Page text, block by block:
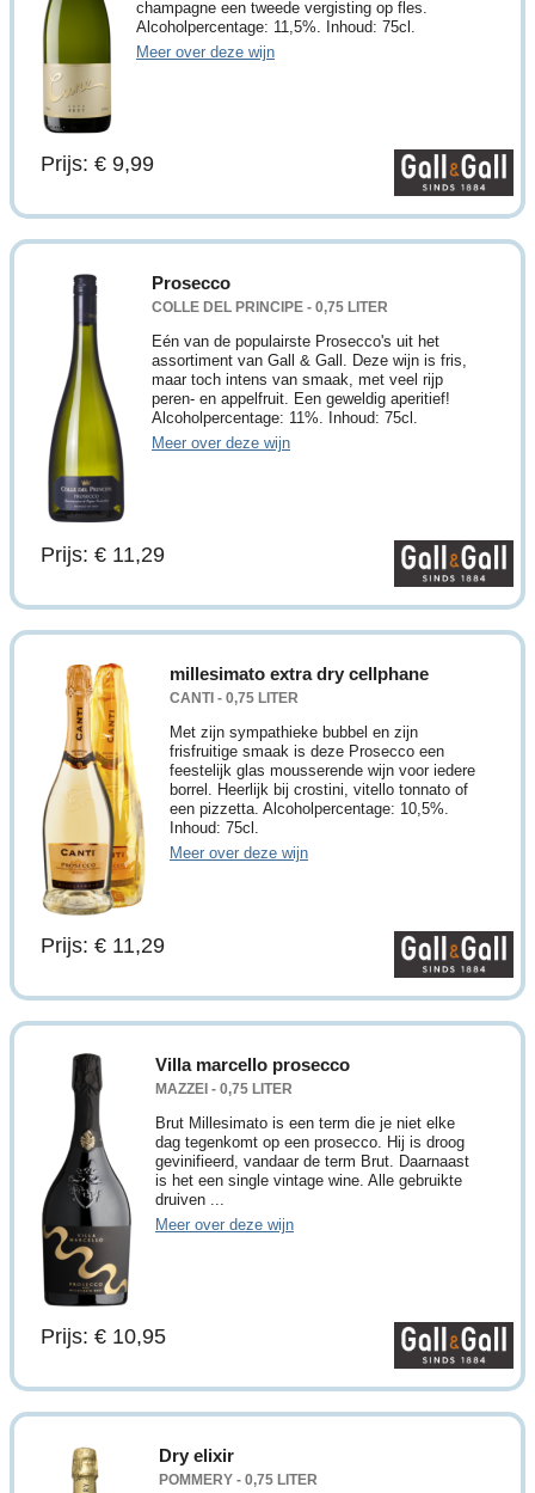
champagne een tweede vergisting op fles.
Alcoholpercentage: 11,5%. Inhoud: 75cl.
Meer over deze wijn
Prijs: € 9,99
Prosecco
COLLE DEL PRINCIPE - 0,75 LITER
Eén van de populairste Prosecco's uit het
assortiment van Gall & Gall. Deze wijn is fris,
maar toch intens van smaak, met veel rijp
peren- en appelfruit. Een geweldig aperitief!
Alcoholpercentage: 11%. Inhoud: 75cl.
Meer over deze wijn
Prijs: € 11,29
millesimato extra dry cellphane
CANTI - 0,75 LITER
Met zijn sympathieke bubbel en zijn
frisfruitige smaak is deze Prosecco een
feestelijk glas mousserende wijn voor iedere
borrel. Heerlijk bij crostini, vitello tonnato of
een pizzetta. Alcoholpercentage: 10,5%.
Inhoud: 75cl.
Meer over deze wijn
Prijs: € 11,29
Villa marcello prosecco
MAZZEI - 0,75 LITER
Brut Millesimato is een term die je niet elke
dag tegenkomt op een prosecco. Hij is droog
gevinifieerd, vandaar de term Brut. Daarnaast
is het een single vintage wine. Alle gebruikte
druiven ...
Meer over deze wijn
Prijs: € 10,95
Dry elixir
POMMERY - 0,75 LITER